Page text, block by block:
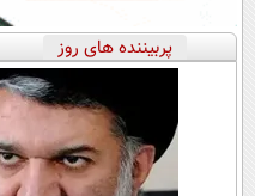
پربیننده های روز